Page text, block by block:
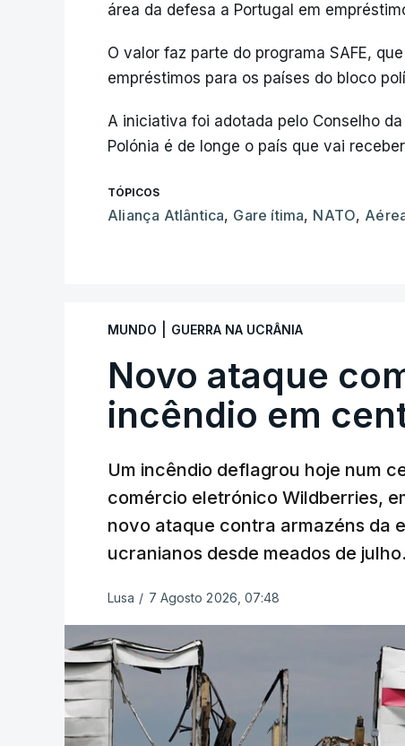
área da defesa a Portugal em
O valor faz parte do programa SAFE,
empréstimos para os países do bloco
A iniciativa foi adotada pelo Conselho
Polónia é de longe o país que vai
TÓPICOS
Aliança Atlântica, Gare ítima, NATO,
MUNDO GUERRA NA UCRÂNIA
Novo ataque
incêndio em
Um incêndio deflagrou hoje num
comércio eletrónico Wildberries,
novo ataque contra armazéns da
ucranianos desde meados de julho.
Lusa / 7 Agosto 2026, 07:48